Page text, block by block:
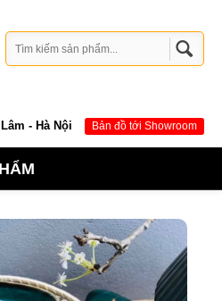
- Hà Nội Bản đồ tới Showroom